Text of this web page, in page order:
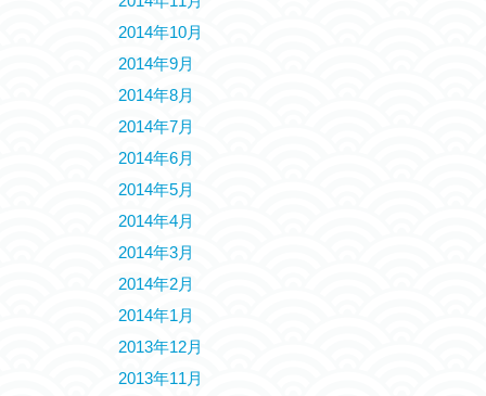
2014年10月
2014年9月
2014年8月
2014年7月
2014年6月
2014年5月
2014年4月
2014年3月
2014年2月
2014年1月
2013年12月
2013年11月